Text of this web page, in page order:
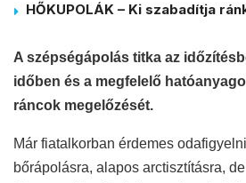
HŐKUPOLÁK – Ki szabadítja
A szépségápolás titka az
időben és a megfelelő
ráncok megelőzését.
Már fiatalkorban érdemes
bőrápolásra, alapos arctisztításra,